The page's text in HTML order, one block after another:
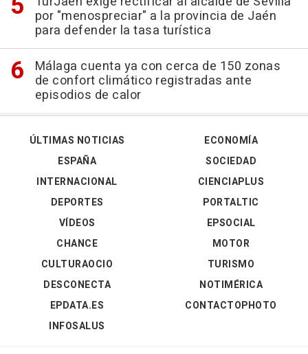
por "menospreciar" a la provincia de Jaén
para defender la tasa turística
Málaga cuenta ya con cerca de 150 zonas
de confort climático registradas ante
episodios de calor
ÚLTIMAS NOTICIAS
ESPAÑA
INTERNACIONAL
DEPORTES
VÍDEOS
ECONOMÍA
SOCIEDAD
CIENCIAPLUS
PORTALTIC
EPSOCIAL
CHANCE
CULTURAOCIO
DESCONECTA
EPDATA.ES
INFOSALUS
MOTOR
TURISMO
NOTIMÉRICA
CONTACTOPHOTO